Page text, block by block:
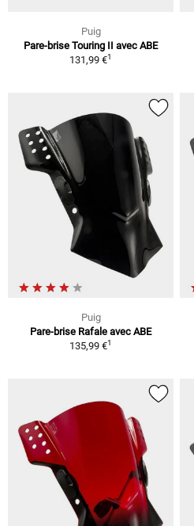
Puig
Pare-brise Touring II avec ABE
131,99 €1
Puig
Pare-brise Rafale avec ABE
135,99 €1